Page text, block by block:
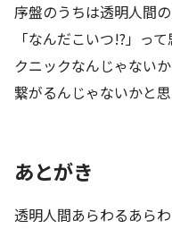
序盤のうちは透明人間
「なんだこいつ!?」っ
クニックなんじゃない
繋がるんじゃないかと思
あとがき
透明人間あらわるあらわ